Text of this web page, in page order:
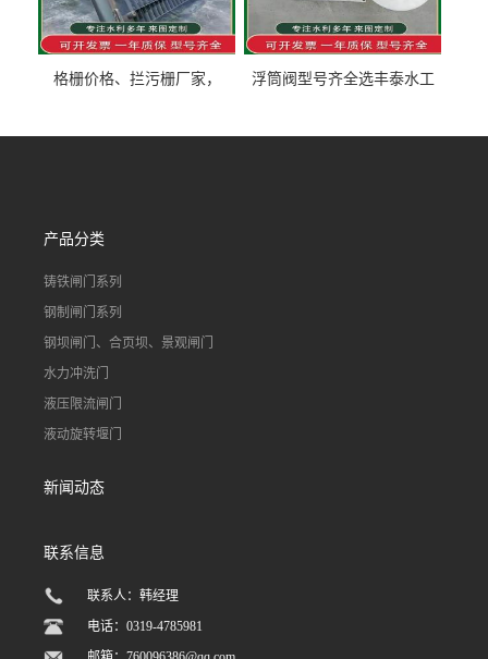
格栅价格、拦污栅厂家，
浮筒阀型号齐全选丰泰水工
道水库电站污水处理钢制闸
产品分类
铸铁闸门系列
钢制闸门系列
钢坝闸门、合页坝、景观闸门
水力冲洗门
液压限流闸门
液动旋转堰门
新闻动态
联系信息
联系人：韩经理
电话：0319-4785981